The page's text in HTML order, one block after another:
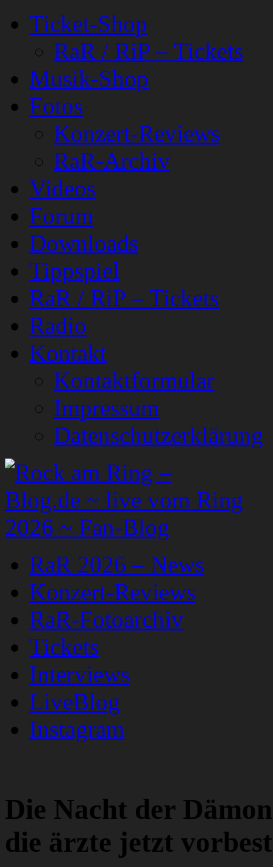
Ticket-Shop
RaR / RiP – Tickets
Musik-Shop
Fotos
Konzert-Reviews
RaR-Archiv
Videos
Forum
Downloads
Tippspiel
RaR / RiP – Tickets
Radio
Kontakt
Kontaktformular
Impressum
Datenschutzerklärung
RaR 2026 – News
Konzert-Reviews
RaR-Fotoarchiv
Tickets
Interviews
LiveBlog
Instagram
Die Nacht der
die ärzte jetzt